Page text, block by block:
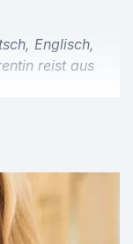
Englisch,
reist aus